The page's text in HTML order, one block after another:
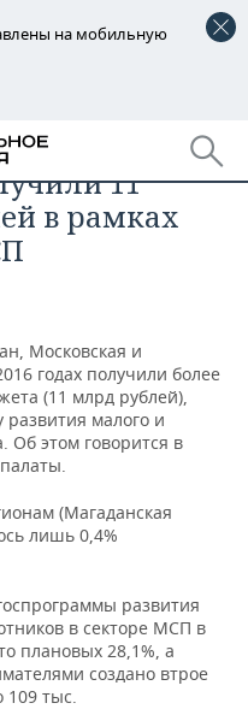
на мобильную
региона
11
в рамках
Московская и
годах получили более
(11 млрд рублей),
малого и
Об этом говорится в
(Магаданская
лишь 0,4%
развития
в секторе МСП в
плановых 28,1%, а
создано втрое
тыс.